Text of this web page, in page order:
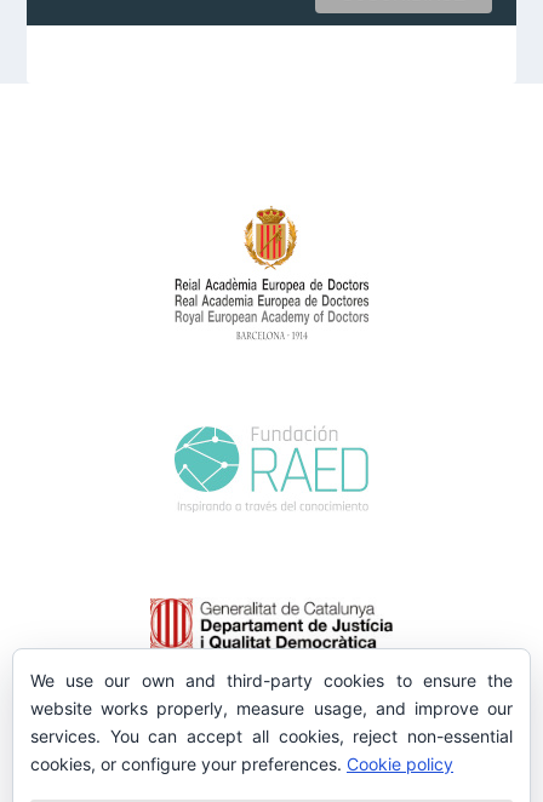
We use our own and third-party cookies to ensure the
website works properly, measure usage, and improve our
services. You can accept all cookies, reject non-essential
cookies, or configure your preferences. Cookie policy